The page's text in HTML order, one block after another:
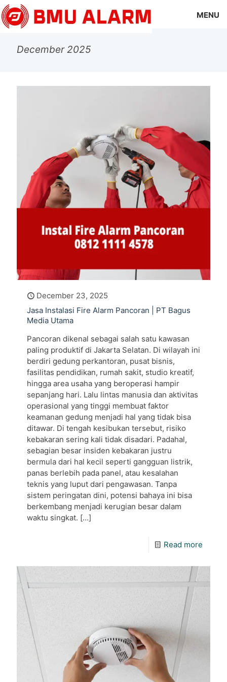
MENU
December 2025
December 23, 2025
Jasa Instalasi Fire Alarm Pancoran | PT Bagus
Media Utama
Pancoran dikenal sebagai salah satu kawasan
paling produktif di Jakarta Selatan. Di wilayah ini
berdiri gedung perkantoran, pusat bisnis,
fasilitas pendidikan, rumah sakit, studio kreatif,
hingga area usaha yang beroperasi hampir
sepanjang hari. Lalu lintas manusia dan aktivitas
operasional yang tinggi membuat faktor
keamanan gedung menjadi hal yang tidak bisa
ditawar. Di tengah kesibukan tersebut, risiko
kebakaran sering kali tidak disadari. Padahal,
sebagian besar insiden kebakaran justru
bermula dari hal kecil seperti gangguan listrik,
panas berlebih pada panel, atau kesalahan
teknis yang luput dari pengawasan. Tanpa
sistem peringatan dini, potensi bahaya ini bisa
berkembang menjadi kerugian besar dalam
waktu singkat. […]
Read more